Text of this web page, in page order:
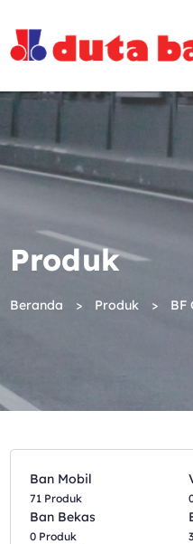
Produk
Beranda Produk BF
Ban Mobil
71 Produk
Ban Bekas
0 Produk